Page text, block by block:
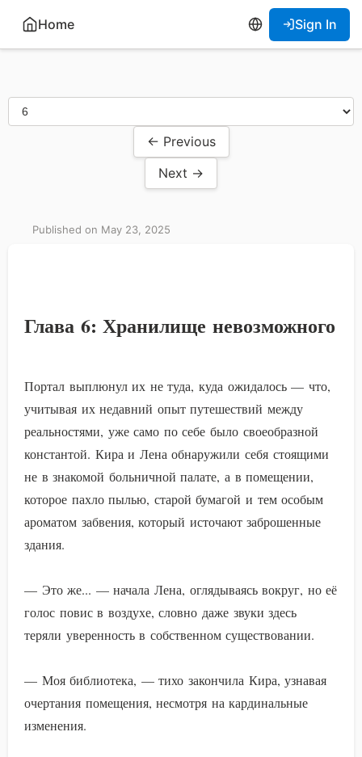
Home Sign In
← Previous
Next →
Published on May 23, 2025
Глава 6: Хранилище невозможного
Портал выплюнул их не туда, куда ожидалось — что,
учитывая их недавний опыт путешествий между
реальностями, уже само по себе было своеобразной
константой. Кира и Лена обнаружили себя стоящими
не в знакомой больничной палате, а в помещении,
которое пахло пылью, старой бумагой и тем особым
ароматом забвения, который источают заброшенные
здания.
— Это же... — начала Лена, оглядываясь вокруг, но её
голос повис в воздухе, словно даже звуки здесь
теряли уверенность в собственном существовании.
— Моя библиотека, — тихо закончила Кира, узнавая
очертания помещения, несмотря на кардинальные
изменения.